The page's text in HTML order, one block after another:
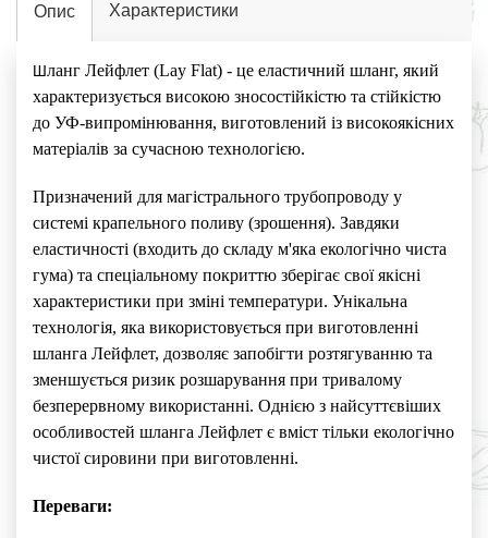
Опис Характеристики
Шланг Лейфлет (Lay Flat) - це еластичний шланг, який
характеризується високою зносостійкістю та стійкістю
до УФ-випромінювання, виготовлений із високоякісних
матеріалів за сучасною технологією.
Призначений для магістрального трубопроводу у
системі крапельного поливу (зрошення). Завдяки
еластичності (входить до складу м'яка екологічно чиста
гума) та спеціальному покриттю зберігає свої якісні
характеристики при зміні температури. Унікальна
технологія, яка використовується при виготовленні
шланга Лейфлет, дозволяє запобігти розтягуванню та
зменшується ризик розшарування при тривалому
безперервному використанні. Однією з найсуттєвіших
особливостей шланга Лейфлет є вміст тільки екологічно
чистої сировини при виготовленні.
Переваги: